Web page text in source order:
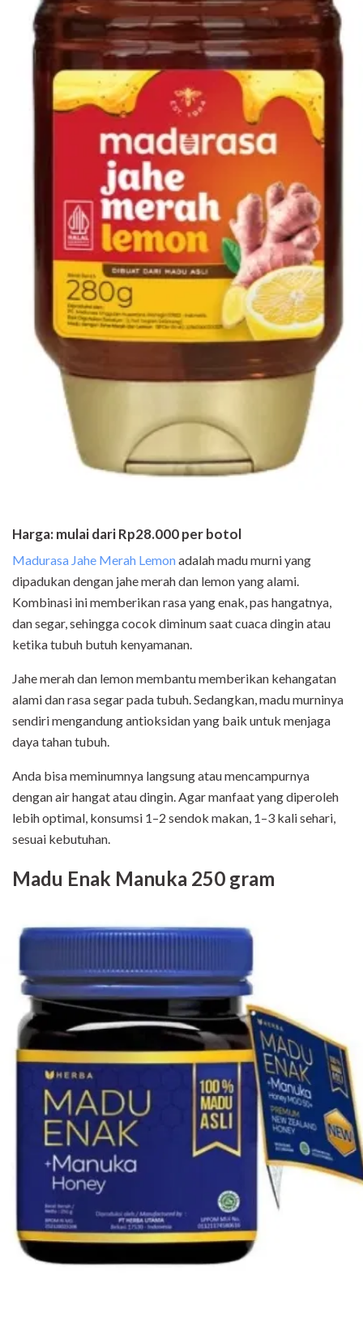
Harga: mulai dari Rp28.000 per botol
Madurasa Jahe Merah Lemonadalah madu murni yang
dipadukan dengan jahe merah dan lemon yang alami.
Kombinasi ini memberikan rasa yang enak, pas hangatnya,
dan segar, sehingga cocok diminum saat cuaca dingin atau
ketika tubuh butuh kenyamanan.
Jahe merah dan lemon membantu memberikan kehangatan
alami dan rasa segar pada tubuh. Sedangkan, madu murninya
sendiri mengandung antioksidan yang baik untuk menjaga
daya tahan tubuh.
Anda bisa meminumnya langsung atau mencampurnya
dengan air hangat atau dingin. Agar manfaat yang diperoleh
lebih optimal, konsumsi 1–2 sendok makan, 1–3 kali sehari,
sesuai kebutuhan.
Madu Enak Manuka 250 gram